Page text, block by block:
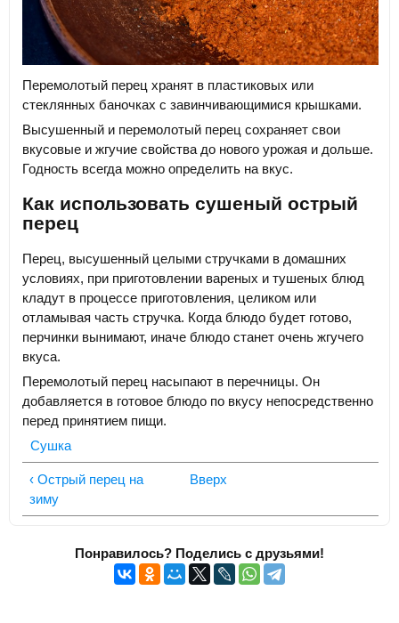
Перемолотый перец хранят в пластиковых или
стеклянных баночках с завинчивающимися крышками.
Высушенный и перемолотый перец сохраняет свои
вкусовые и жгучие свойства до нового урожая и дольше.
Годность всегда можно определить на вкус.
Как использовать сушеный острый
перец
Перец, высушенный целыми стручками в домашних
условиях, при приготовлении вареных и тушеных блюд
кладут в процессе приготовления, целиком или
отламывая часть стручка. Когда блюдо будет готово,
перчинки вынимают, иначе блюдо станет очень жгучего
вкуса.
Перемолотый перец насыпают в перечницы. Он
добавляется в готовое блюдо по вкусу непосредственно
перед принятием пищи.
Сушка
‹ Острый перец на
зиму
Вверх
Понравилось? Поделись с друзьями!